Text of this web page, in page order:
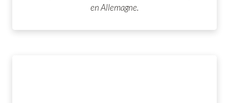
en Allemagne.